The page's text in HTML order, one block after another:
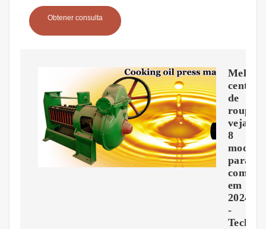
Obtener consulta
Melhor
de
roupas:
veja
8
para
em
2024
-